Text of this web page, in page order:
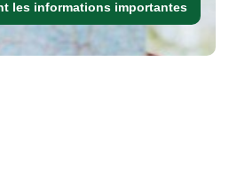
les informations importantes